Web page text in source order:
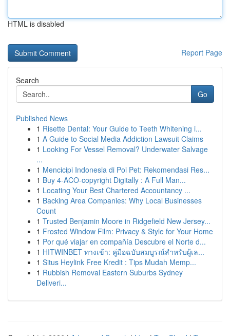
HTML is disabled
Report Page
Search
Go
Published News
1 Risette Dental: Your Guide to Teeth Whitening i...
1 A Guide to Social Media Addiction Lawsuit Claims
1 Looking For Vessel Removal? Underwater Salvage
...
1 Mencicipi Indonesia di Poi Pet: Rekomendasi Res...
1 Buy 4-ACO-copyright Digitally : A Full Man...
1 Locating Your Best Chartered Accountancy ...
1 Backing Area Companies: Why Local Businesses
Count
1 Trusted Benjamin Moore in Ridgefield New Jersey...
1 Frosted Window Film: Privacy & Style for Your Home
1 Por qué viajar en compañía Descubre el Norte d...
1 HITWINBET ทางเข้า: คู่มือฉบับสมบูรณ์สำหรับผู้เล...
1 Situs Heylink Free Kredit : Tips Mudah Memp...
1 Rubbish Removal Eastern Suburbs Sydney
Deliveri...